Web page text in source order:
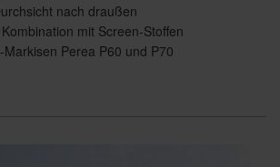
nach draußen
mit Screen-Stoffen
Perea P60 und P70